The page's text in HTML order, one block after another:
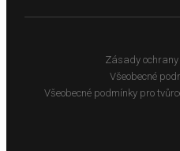
Zásady
Všeobecné
Všeobecné podmínky pro